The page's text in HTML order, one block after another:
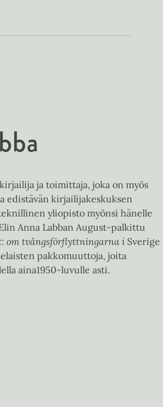
ja toimittaja, joka on myös
edistävän kirjailijakeskuksen
yliopisto myönsi hänelle
Anna Labban August-palkittu
om tvångsförflyttningarna i Sverige
pakkomuuttoja, joita
aina1950-luvulle asti.